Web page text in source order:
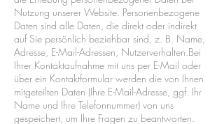
Nutzung unserer Website. Personenbezogene
Daten sind alle Daten, die direkt oder indirekt
auf Sie persönlich beziehbar sind, z. B. Name,
Adresse, E-Mail-Adressen, Nutzerverhalten.Bei
Ihrer Kontaktaufnahme mit uns per E-Mail oder
über ein Kontaktformular werden die von Ihnen
mitgeteilten Daten (Ihre E-Mail-Adresse, ggf. Ihr
Name und Ihre Telefonnummer) von uns
gespeichert, um Ihre Fragen zu beantworten.